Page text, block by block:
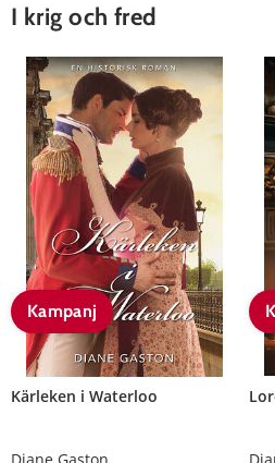
I krig och fred
Kampanj
Kärleken i Waterloo